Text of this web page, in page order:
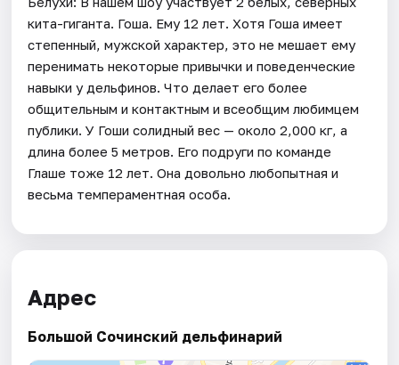
кита-гиганта. Гоша. Ему 12 лет. Хотя Гоша имеет
степенный, мужской характер, это не мешает ему
перенимать некоторые привычки и поведенческие
навыки у дельфинов. Что делает его более
общительным и контактным и всеобщим любимцем
публики. У Гоши солидный вес — около 2,000 кг, а
длина более 5 метров. Его подруги по команде
Глаше тоже 12 лет. Она довольно любопытная и
весьма темпераментная особа.
Адрес
Большой Сочинский дельфинарий